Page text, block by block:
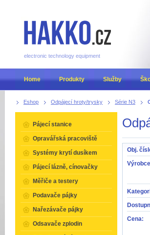
Eshop Odpájecí hroty/trysky Série N3
Obj.
Cena:
Pájecí stanice
Opravářská pracoviště
Systémy krytí dusíkem
Pájecí lázně, cínovačky
Měřiče a testery
Podavače pájky
Nařezávače pájky
Odsavače zplodin
electronic technology equipment
Home Produkty Služby